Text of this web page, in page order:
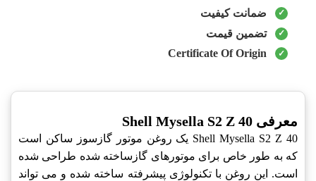
ضمانت کیفیت
تضمین قیمت
Certificate Of Origin
معرفی Shell Mysella S2 Z 40
Shell Mysella S2 Z 40 یک روغن موتور گازسوز ساکن است
که به طور خاص برای موتورهای گازساخته شده طراحی شده
است. این روغن با تکنولوژی پیشرفته ساخته شده و می تواند